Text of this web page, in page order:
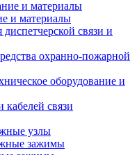
и материалы
связи и
охранно-пожарной
оборудование и
связи
узлы
зажимы